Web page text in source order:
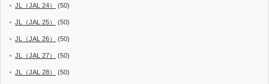
JL（JAL 24） (50)
JL（JAL 25） (50)
JL（JAL 26） (50)
JL（JAL 27） (50)
JL（JAL 28） (50)